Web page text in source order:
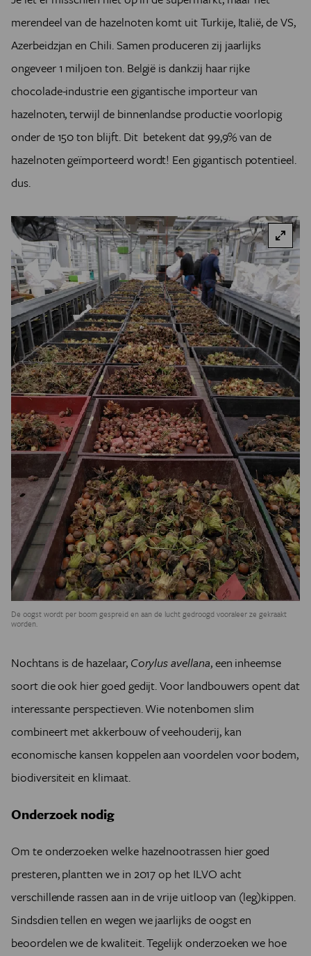
merendeel van de hazelnoten komt uit Turkije, Italië, de VS,
Azerbeidzjan en Chili. Samen produceren zij jaarlijks
ongeveer 1 miljoen ton. België is dankzij haar rijke
chocolade-industrie een gigantische importeur van
hazelnoten, terwijl de binnenlandse productie voorlopig
onder de 150 ton blijft. Dit betekent dat 99,9% van de
hazelnoten geïmporteerd wordt! Een gigantisch potentieel.
dus.
De oogst wordt per boom gespreid en aan de lucht gedroogd vooraleer ze gekraakt
worden.
Nochtans is de hazelaar, Corylus avellana, een inheemse
soort die ook hier goed gedijt. Voor landbouwers opent dat
interessante perspectieven. Wie notenbomen slim
combineert met akkerbouw of veehouderij, kan
economische kansen koppelen aan voordelen voor bodem,
biodiversiteit en klimaat.
Onderzoek nodig
Om te onderzoeken welke hazelnootrassen hier goed
presteren, plantten we in 2017 op het ILVO acht
verschillende rassen aan in de vrije uitloop van (leg)kippen.
Sindsdien tellen en wegen we jaarlijks de oogst en
beoordelen we de kwaliteit. Tegelijk onderzoeken we hoe